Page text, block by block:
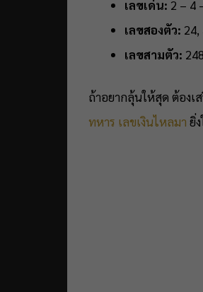
เลขเด่น: 2 – 4
เลขสองตัว: 24,
เลขสามตัว:
ถ้าอยากลุ้นให้สุด ต้องเ
ทหาร เลขเงินไหลมา ยิ่